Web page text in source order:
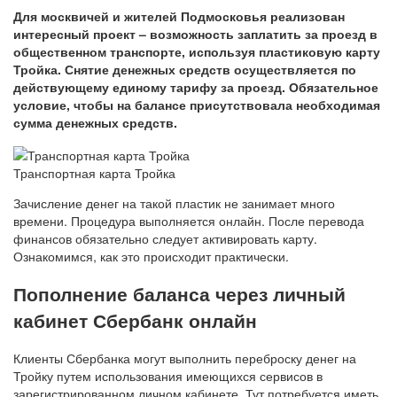
Для москвичей и жителей Подмосковья реализован
интересный проект – возможность заплатить за проезд в
общественном транспорте, используя пластиковую карту
Тройка. Снятие денежных средств осуществляется по
действующему единому тарифу за проезд. Обязательное
условие, чтобы на балансе присутствовала необходимая
сумма денежных средств.
Транспортная карта Тройка
Зачисление денег на такой пластик не занимает много
времени. Процедура выполняется онлайн. После перевода
финансов обязательно следует активировать карту.
Ознакомимся, как это происходит практически.
Пополнение баланса через личный
кабинет Сбербанк онлайн
Клиенты Сбербанка могут выполнить переброску денег на
Тройку путем использования имеющихся сервисов в
зарегистрированном личном кабинете. Тут потребуется иметь